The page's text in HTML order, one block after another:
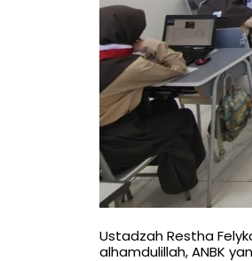
Ustadzah Restha
alhamdulillah, ANBK